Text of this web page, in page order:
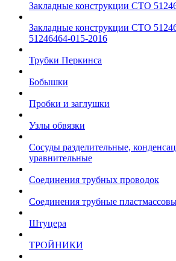
Закладные конструкции СТО
Закладные конструкции СТО
51246464-015-2016
Трубки Перкинса
Бобышки
Пробки и заглушки
Узлы обвязки
Сосуды разделительные,
уравнительные
Соединения трубных проводок
Соединения трубные
Штуцера
ТРОЙНИКИ